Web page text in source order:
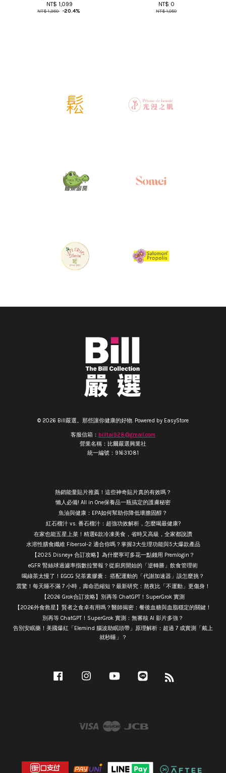
NT$ 1,099
NT$ 1,380 -20.4%
NT$ 0
NT$ 1,050
© 2026 Bill嚴選。那些讓你健康的好物. Powered by EasyStore
客服信箱： billtai928@gmail.com
營業名稱：比爾嚴選興業社
統一編號：91631081
熱銷能量貼片推薦！這些神奇貼片真的有效嗎？
懶人必備! All in One保養品一瓶搞定的護膚秘密
魚油與健康：EPA如何幫助你降低壞膽固醇？
紅石榴汁 vs. 番石榴汁：超強功效解析，怎麼喝最健康?
在家也能五星上菜！精選6款冷凍美食，省時又高級，全家都說讚
水溶性膳食纖維 Fibersol-2 適合你嗎？掌握3大生理功能與5大爆款產品
【2025 Disney+ 合訂攻略】為什麼寧可多花一點錢用 Premlogin？
eGFR 腎絲球過濾率指數拉警報？從廚房開始的「逆轉勝」飲食管理術
喝綠茶太慢了！EGCG 兒茶素膠囊： 搭配運動的「代謝加速器」該怎麼挑？
震驚！每天睡不滿 7 小時，壽命恐縮短？最新研究：熬夜比「不運動」更傷身！
【2026 Grok合訂攻略】別再等 ChatGPT！SuperGrok 實測
【2026外食救星】賢者之食卓有用嗎？醫師揭密：餐後血糖與血脂穩定的關鍵！
別再等 ChatGPT！SuperGrok 實測：無審核 AI 影片多強？
告別安眠藥！美國爆紅「Elemind 腦波助眠頭帶」原理解析：超過 7 成實測「戴上
就秒睡」？
Facebook Instagram YouTube
Visa Master